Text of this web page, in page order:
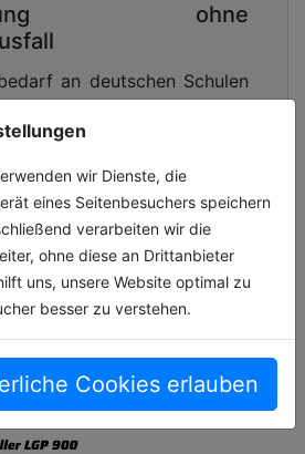
wir Dienste, die
eines Seitenbesuchers speichern
verarbeiten wir die
ohne diese an Drittanbieter
uns, unsere Website optimal zu
besser zu verstehen.
Cookies erlauben
ohne
an deutschen Schulen
Kommunalpanel 2026
zweite Kommune im
ca. 3 Minuten